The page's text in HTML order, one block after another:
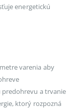
energetickú
varenia aby
predohrevu a trvanie
ktorý rozpozná